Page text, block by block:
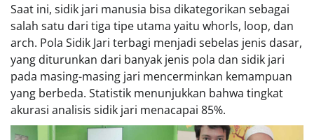
Saat ini, sidik jari manusia bisa dikategorikan sebagai
salah satu dari tiga tipe utama yaitu whorls, loop, dan
arch. Pola Sidik Jari terbagi menjadi sebelas jenis dasar,
yang diturunkan dari banyak jenis pola dan sidik jari
pada masing-masing jari mencerminkan kemampuan
yang berbeda. Statistik menunjukkan bahwa tingkat
akurasi analisis sidik jari menacapai 85%.